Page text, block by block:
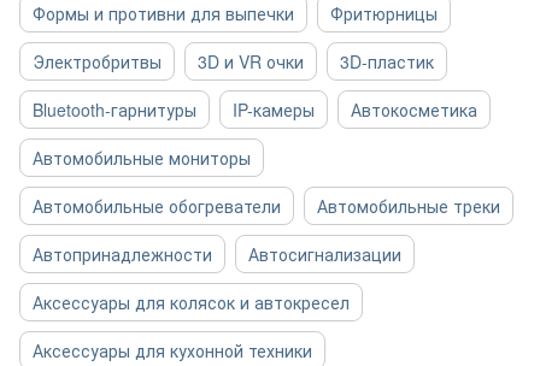
Формы и противни для выпечки
Фритюрницы
Электробритвы
3D и VR очки
3D-пластик
Bluetooth-гарнитуры
IP-камеры
Автокосметика
Автомобильные мониторы
Автомобильные обогреватели
Автомобильные треки
Автопринадлежности
Автосигнализации
Аксессуары для колясок и автокресел
Аксессуары для кухонной техники